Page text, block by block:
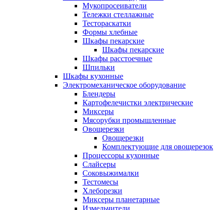
Мукопросеиватели
Тележки стеллажные
Тестораскатки
Формы хлебные
Шкафы пекарские
Шкафы пекарские
Шкафы расстоечные
Шпильки
Шкафы кухонные
Электромеханическое оборудование
Блендеры
Картофелечистки электрические
Миксеры
Мясорубки промышленные
Овощерезки
Овощерезки
Комплектующие для овощерезок
Процессоры кухонные
Слайсеры
Соковыжималки
Тестомесы
Хлеборезки
Миксеры планетарные
Измельчители